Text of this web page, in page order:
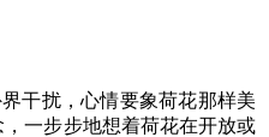
干扰，心情要象荷花那样美
一步步地想着荷花在开放或